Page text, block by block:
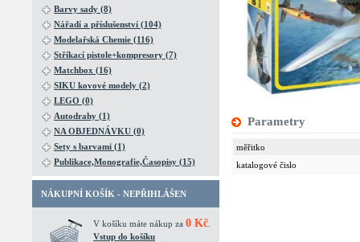
Barvy sady (8)
Nářadí a příslušenství (104)
Modelařská Chemie (116)
Stříkací pistole+kompresory (7)
Matchbox (16)
SIKU kovové modely (2)
LEGO (0)
Autodrahy (1)
NA OBJEDNÁVKU (0)
Sety s barvami (1)
Publikace,Monografie,Časopisy (15)
NÁKUPNÍ KOŠÍK - NEPŘIHLÁŠEN
V košíku máte nákup za 0 Kč
Vstup do košíku
Parametry
měřitko
katalogové čislo